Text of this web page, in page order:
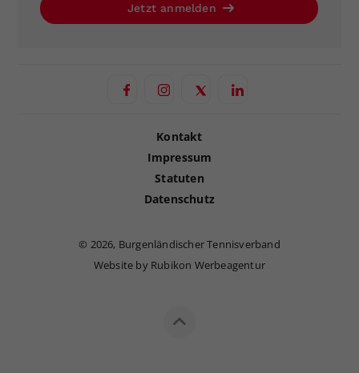
Jetzt anmelden
Kontakt
Impressum
Statuten
Datenschutz
© 2026, Burgenländischer Tennisverband
Website by Rubikon Werbeagentur